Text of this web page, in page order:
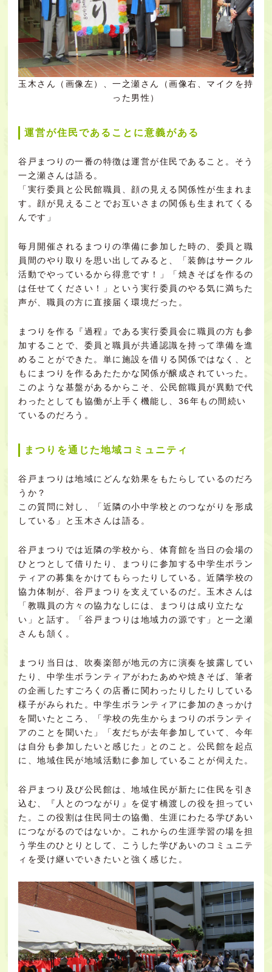
玉木さん（画像左）、一之瀬さん（画像右、マイクを持
った男性）
運営が住民であることに意義がある
谷戸まつりの一番の特徴は運営が住民であること。そう
一之瀬さんは語る。
「実行委員と公民館職員、顔の見える関係性が生まれま
す。顔が見えることでお互いさまの関係も生まれてくる
んです」
毎月開催されるまつりの準備に参加した時の、委員と職
員間のやり取りを思い出してみると、「装飾はサークル
活動でやっているから得意です！」「焼きそばを作るの
は任せてください！」という実行委員のやる気に満ちた
声が、職員の方に直接届く環境だった。
まつりを作る『過程』である実行委員会に職員の方も参
加することで、委員と職員が共通認識を持って準備を進
めることができた。単に施設を借りる関係ではなく、と
もにまつりを作るあたたかな関係が醸成されていった。
このような基盤があるからこそ、公民館職員が異動で代
わったとしても協働が上手く機能し、36年もの間続い
ているのだろう。
まつりを通じた地域コミュニティ
谷戸まつりは地域にどんな効果をもたらしているのだろ
うか？
この質問に対し、「近隣の小中学校とのつながりを形成
している」と玉木さんは語る。
谷戸まつりでは近隣の学校から、体育館を当日の会場の
ひとつとして借りたり、まつりに参加する中学生ボラン
ティアの募集をかけてもらったりしている。近隣学校の
協力体制が、谷戸まつりを支えているのだ。玉木さんは
「教職員の方々の協力なしには、まつりは成り立たな
い」と話す。「谷戸まつりは地域力の源です」と一之瀬
さんも頷く。
まつり当日は、吹奏楽部が地元の方に演奏を披露してい
たり、中学生ボランティアがわたあめや焼きそば、筆者
の企画したすごろくの店番に関わったりしたりしている
様子がみられた。中学生ボランティアに参加のきっかけ
を聞いたところ、「学校の先生からまつりのボランティ
アのことを聞いた」「友だちが去年参加していて、今年
は自分も参加したいと感じた」とのこと。公民館を起点
に、地域住民が地域活動に参加していることが伺えた。
谷戸まつり及び公民館は、地域住民が新たに住民を引き
込む、『人とのつながり』を促す橋渡しの役を担ってい
た。この役割は住民同士の協働、生涯にわたる学びあい
につながるのではないか。これからの生涯学習の場を担
う学生のひとりとして、こうした学びあいのコミュニテ
ィを受け継いでいきたいと強く感じた。